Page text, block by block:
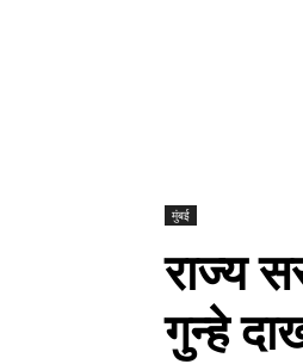
मुंबई
राज्य
गुन्हे